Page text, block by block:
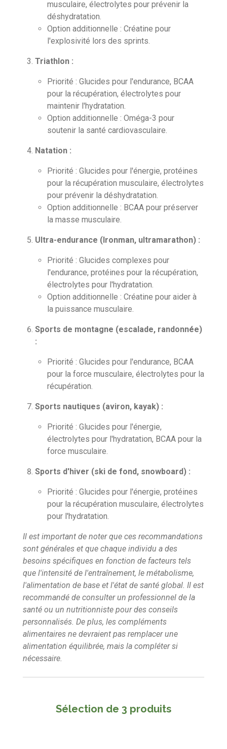
musculaire, électrolytes pour prévenir la
déshydratation.
Option additionnelle : Créatine pour
l'explosivité lors des sprints.
Triathlon :
Priorité : Glucides pour l'endurance, BCAA
pour la récupération, électrolytes pour
maintenir l'hydratation.
Option additionnelle : Oméga-3 pour
soutenir la santé cardiovasculaire.
Natation :
Priorité : Glucides pour l'énergie, protéines
pour la récupération musculaire, électrolytes
pour prévenir la déshydratation.
Option additionnelle : BCAA pour préserver
la masse musculaire.
Ultra-endurance (Ironman, ultramarathon) :
Priorité : Glucides complexes pour
l'endurance, protéines pour la récupération,
électrolytes pour l'hydratation.
Option additionnelle : Créatine pour aider à
la puissance musculaire.
Sports de montagne (escalade, randonnée)
:
Priorité : Glucides pour l'endurance, BCAA
pour la force musculaire, électrolytes pour la
récupération.
Sports nautiques (aviron, kayak) :
Priorité : Glucides pour l'énergie,
électrolytes pour l'hydratation, BCAA pour la
force musculaire.
Sports d'hiver (ski de fond, snowboard) :
Priorité : Glucides pour l'énergie, protéines
pour la récupération musculaire, électrolytes
pour l'hydratation.
Il est important de noter que ces recommandations
sont générales et que chaque individu a des
besoins spécifiques en fonction de facteurs tels
que l'intensité de l'entraînement, le métabolisme,
l'alimentation de base et l'état de santé global. Il est
recommandé de consulter un professionnel de la
santé ou un nutritionniste pour des conseils
personnalisés. De plus, les compléments
alimentaires ne devraient pas remplacer une
alimentation équilibrée, mais la compléter si
nécessaire.
Sélection de 3 produits